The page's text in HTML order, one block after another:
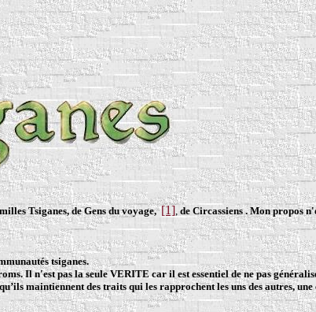
Tsiganes, de Gens du voyage, [1], de Circassiens . Mon propos
tsiganes.
Il n'est pasla seule VERITEcar il est essentiel de ne pas
maintiennent des traits qui les rapprochent les uns des autres,